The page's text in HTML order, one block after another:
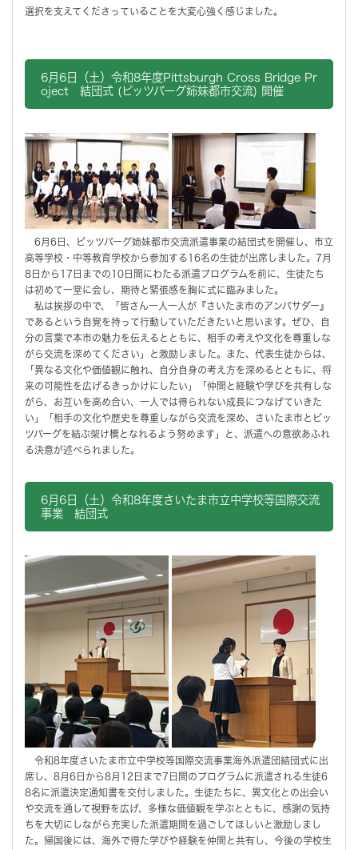
選択を支えてくださっていることを大変心強く感じました。
6月6日（土）令和8年度Pittsburgh Cross Bridge Pr
oject 結団式 (ピッツバーグ姉妹都市交流) 開催
6月6日、ピッツバーグ姉妹都市交流派遣事業の結団式を開催し、市立
高等学校・中等教育学校から参加する16名の生徒が出席しました。7月
8日から17日までの10日間にわたる派遣プログラムを前に、生徒たち
は初めて一堂に会し、期待と緊張感を胸に式に臨みました。
私は挨拶の中で、「皆さん一人一人が『さいたま市のアンバサダー』
であるという自覚を持って行動していただきたいと思います。ぜひ、自
分の言葉で本市の魅力を伝えるとともに、相手の考えや文化を尊重しな
がら交流を深めてください」と激励しました。また、代表生徒からは、
「異なる文化や価値観に触れ、自分自身の考え方を深めるとともに、将
来の可能性を広げるきっかけにしたい」「仲間と経験や学びを共有しな
がら、お互いを高め合い、一人では得られない成長につなげていきた
い」「相手の文化や歴史を尊重しながら交流を深め、さいたま市とピッ
ツバーグを結ぶ架け橋となれるよう努めます」と、派遣への意欲あふれ
る決意が述べられました。
6月6日（土） 令和8年度さいたま市立中学校等国際交流
事業 結団式
令和8年度さいたま市立中学校等国際交流事業海外派遣団結団式に出
席し、8月6日から8月12日まで7日間のプログラムに派遣される生徒6
8名に派遣決定通知書を交付しました。生徒たちに、異文化との出会い
や交流を通して視野を広げ、多様な価値観を学ぶとともに、感謝の気持
ちを大切にしながら充実した派遣期間を過ごしてほしいと激励しまし
た。帰国後には、海外で得た学びや経験を仲間と共有し、今後の学校生